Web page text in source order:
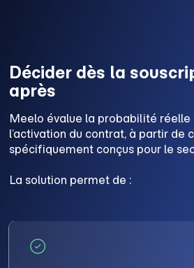
Décider dès la
après
Meelo évalue la probabilité réelle
l’activation du contrat, à partir de
spécifiquement conçus pour le
La solution permet de :